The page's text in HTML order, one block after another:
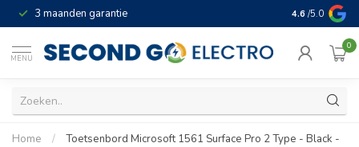
3 maanden garantie Geld terug
4.6 /5.0
MENU
0
Home /
Toetsenbord Microsoft 1561 Surface Pro 2 Type - Black -